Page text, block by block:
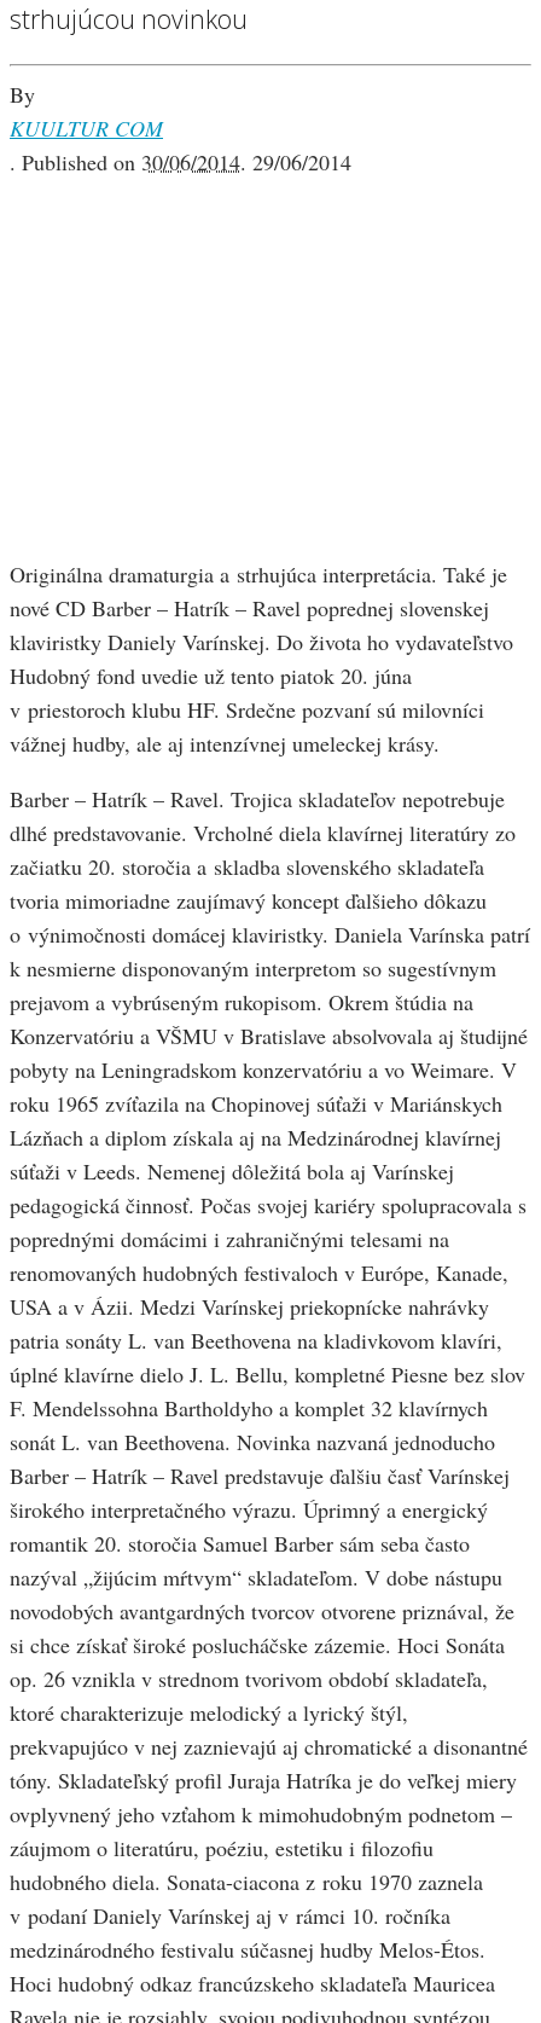
strhujúcou novinkou
By
KUULTUR COM
. Published on 30/06/2014. 29/06/2014
Originálna dramaturgia a strhujúca interpretácia. Také je
nové CD Barber – Hatrík – Ravel poprednej slovenskej
klaviristky Daniely Varínskej. Do života ho vydavateľstvo
Hudobný fond uvedie už tento piatok 20. júna
v priestoroch klubu HF. Srdečne pozvaní sú milovníci
vážnej hudby, ale aj intenzívnej umeleckej krásy.
Barber – Hatrík – Ravel. Trojica skladateľov nepotrebuje
dlhé predstavovanie. Vrcholné diela klavírnej literatúry zo
začiatku 20. storočia a skladba slovenského skladateľa
tvoria mimoriadne zaujímavý koncept ďalšieho dôkazu
o výnimočnosti domácej klaviristky. Daniela Varínska patrí
k nesmierne disponovaným interpretom so sugestívnym
prejavom a vybrúseným rukopisom. Okrem štúdia na
Konzervatóriu a VŠMU v Bratislave absolvovala aj študijné
pobyty na Leningradskom konzervatóriu a vo Weimare. V
roku 1965 zvíťazila na Chopinovej súťaži v Mariánskych
Lázňach a diplom získala aj na Medzinárodnej klavírnej
súťaži v Leeds. Nemenej dôležitá bola aj Varínskej
pedagogická činnosť. Počas svojej kariéry spolupracovala s
poprednými domácimi i zahraničnými telesami na
renomovaných hudobných festivaloch v Európe, Kanade,
USA a v Ázii. Medzi Varínskej priekopnícke nahrávky
patria sonáty L. van Beethovena na kladivkovom klavíri,
úplné klavírne dielo J. L. Bellu, kompletné Piesne bez slov
F. Mendelssohna Bartholdyho a komplet 32 klavírnych
sonát L. van Beethovena. Novinka nazvaná jednoducho
Barber – Hatrík – Ravel predstavuje ďalšiu časť Varínskej
širokého interpretačného výrazu. Úprimný a energický
romantik 20. storočia Samuel Barber sám seba často
nazýval „žijúcim mŕtvym“ skladateľom. V dobe nástupu
novodobých avantgardných tvorcov otvorene priznával, že
si chce získať široké poslucháčske zázemie. Hoci Sonáta
op. 26 vznikla v strednom tvorivom období skladateľa,
ktoré charakterizuje melodický a lyrický štýl,
prekvapujúco v nej zaznievajú aj chromatické a disonantné
tóny. Skladateľský profil Juraja Hatríka je do veľkej miery
ovplyvnený jeho vzťahom k mimohudobným podnetom –
záujmom o literatúru, poéziu, estetiku i filozofiu
hudobného diela. Sonata-ciacona z roku 1970 zaznela
v podaní Daniely Varínskej aj v rámci 10. ročníka
medzinárodného festivalu súčasnej hudby Melos-Étos.
Hoci hudobný odkaz francúzskeho skladateľa Mauricea